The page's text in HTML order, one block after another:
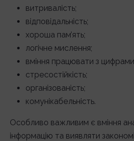
витривалість;
відповідальність;
хороша пам’ять;
логічне мислення;
вміння працювати з
стресостійкість;
організованість;
комунікабельність.
Особливо важливим є вміння
інформацію та виявляти